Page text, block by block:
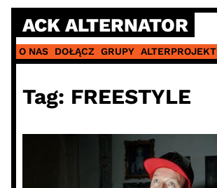
Skip
content
ACK ALTERNATOR
O NAS DOŁĄCZ GRUPY ALTERPROJEKT
Tag: FREESTYLE